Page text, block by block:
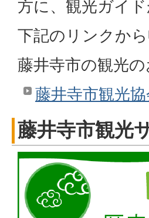
方に、観光ガイド
下記のリンクから
藤井寺市の観光
藤井寺市観光
藤井寺市観光